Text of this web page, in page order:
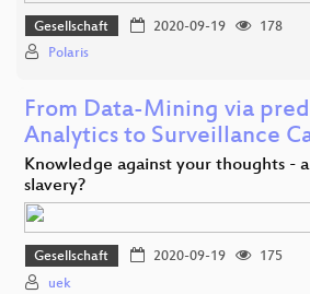
Gesellschaft 2020-09-19
178
Polaris
From Data-Mining via
Analytics to Surveillance
Knowledge against your thoughts -
slavery?
Gesellschaft 2020-09-19
175
uek